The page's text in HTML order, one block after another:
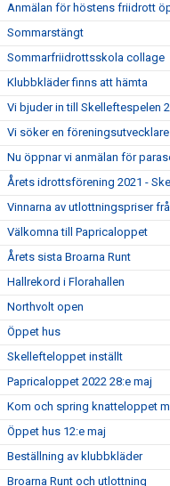
Anmälan för höstens friidrott
Sommarstängt
Sommarfriidrottsskola collage
Klubbkläder finns att hämta
Vi bjuder in till Skelleftespelen
Vi söker en föreningsutvecklare
Nu öppnar vi anmälan för
Årets idrottsförening 2021 -
Vinnarna av utlottningspriser
Välkomna till Papricaloppet
Årets sista Broarna Runt
Hallrekord i Florahallen
Northvolt open
Öppet hus
Skellefteloppet inställt
Papricaloppet 2022 28:e maj
Kom och spring knatteloppet
Öppet hus 12:e maj
Beställning av klubbkläder
Broarna Runt och utlottning